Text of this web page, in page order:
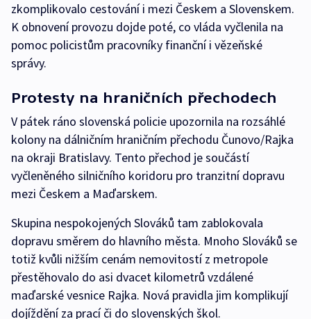
zkomplikovalo cestování i mezi Českem a Slovenskem.
K obnovení provozu dojde poté, co vláda vyčlenila na
pomoc policistům pracovníky finanční i vězeňské
správy.
Protesty na hraničních přechodech
V pátek ráno slovenská policie upozornila na rozsáhlé
kolony na dálničním hraničním přechodu Čunovo/Rajka
na okraji Bratislavy. Tento přechod je součástí
vyčleněného silničního koridoru pro tranzitní dopravu
mezi Českem a Maďarskem.
Skupina nespokojených Slováků tam zablokovala
dopravu směrem do hlavního města. Mnoho Slováků se
totiž kvůli nižším cenám nemovitostí z metropole
přestěhovalo do asi dvacet kilometrů vzdálené
maďarské vesnice Rajka. Nová pravidla jim komplikují
dojíždění za prací či do slovenských škol.